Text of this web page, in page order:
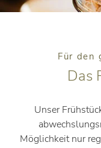
Das
Für den
Unser
Möglichkeit nur